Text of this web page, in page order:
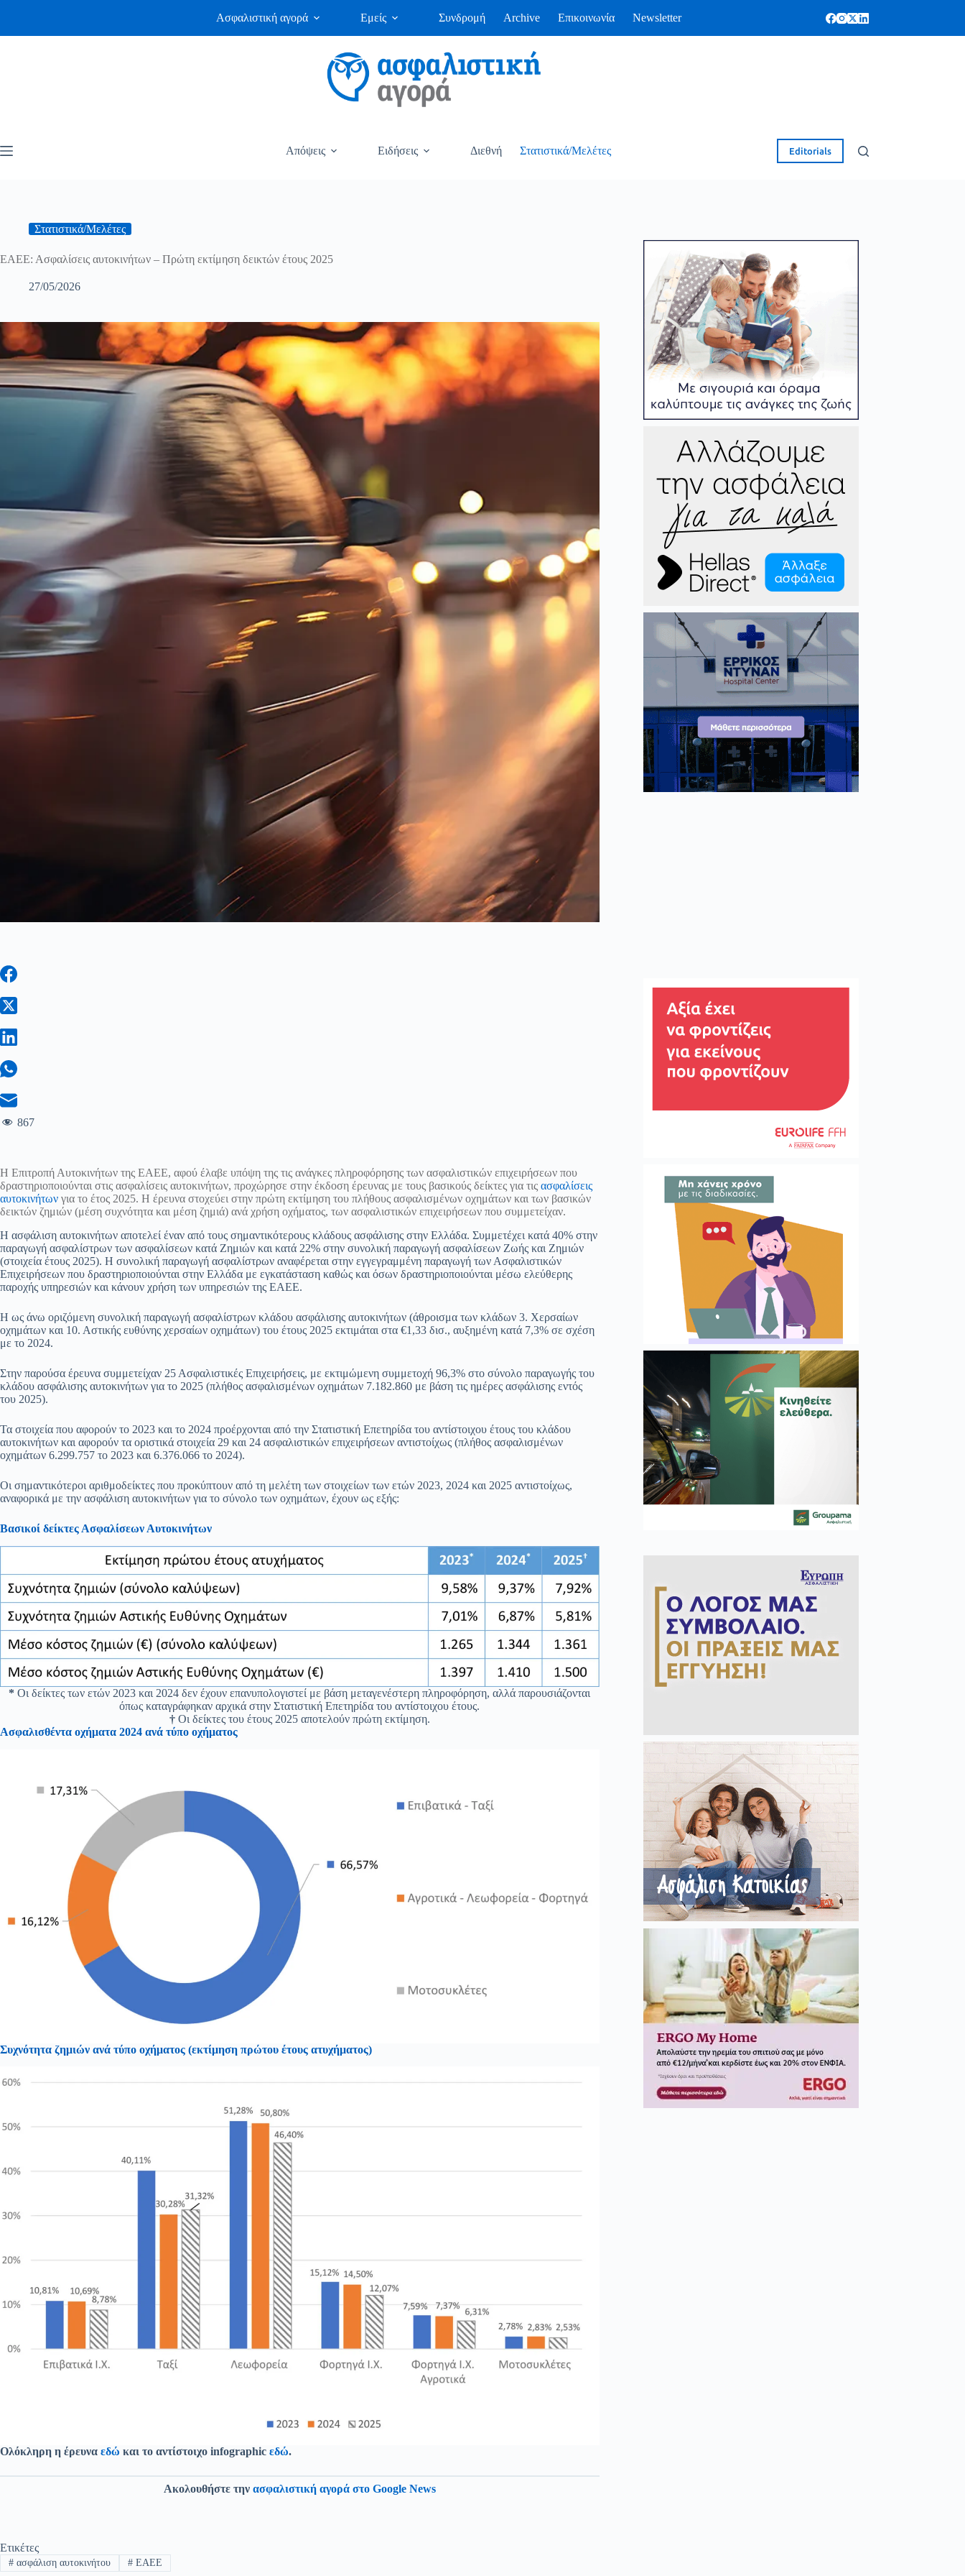
Ασφαλιστική αγορά Εμείς Συνδρομή Archive Επικοινωνία Newsletter
Απόψεις Ειδήσεις Διεθνή Στατιστικά/Μελέτες Editorials
Στατιστικά/Μελέτες
ΕΑΕΕ: Ασφαλίσεις αυτοκινήτων – Πρώτη εκτίμηση δεικτών έτους 2025
27/05/2026
867
Η Επιτροπή Αυτοκινήτων της ΕΑΕΕ, αφού έλαβε υπόψη της τις ανάγκες πληροφόρησης των ασφαλιστικών επιχειρήσεων που
δραστηριοποιούνται στις ασφαλίσεις αυτοκινήτων, προχώρησε στην έκδοση έρευνας με τους βασικούς δείκτες για τις ασφαλίσεις
αυτοκινήτων για το έτος 2025. Η έρευνα στοχεύει στην πρώτη εκτίμηση του πλήθους ασφαλισμένων οχημάτων και των βασικών
δεικτών ζημιών (μέση συχνότητα και μέση ζημιά) ανά χρήση οχήματος, των ασφαλιστικών επιχειρήσεων που συμμετείχαν.
Η ασφάλιση αυτοκινήτων αποτελεί έναν από τους σημαντικότερους κλάδους ασφάλισης στην Ελλάδα. Συμμετέχει κατά 40% στην
παραγωγή ασφαλίστρων των ασφαλίσεων κατά Ζημιών και κατά 22% στην συνολική παραγωγή ασφαλίσεων Ζωής και Ζημιών
(στοιχεία έτους 2025). Η συνολική παραγωγή ασφαλίστρων αναφέρεται στην εγγεγραμμένη παραγωγή των Ασφαλιστικών
Επιχειρήσεων που δραστηριοποιούνται στην Ελλάδα με εγκατάσταση καθώς και όσων δραστηριοποιούνται μέσω ελεύθερης
παροχής υπηρεσιών και κάνουν χρήση των υπηρεσιών της ΕΑΕΕ.
Η ως άνω οριζόμενη συνολική παραγωγή ασφαλίστρων κλάδου ασφάλισης αυτοκινήτων (άθροισμα των κλάδων 3. Χερσαίων
οχημάτων και 10. Αστικής ευθύνης χερσαίων οχημάτων) του έτους 2025 εκτιμάται στα €1,33 δισ., αυξημένη κατά 7,3% σε σχέση
με το 2024.
Στην παρούσα έρευνα συμμετείχαν 25 Ασφαλιστικές Επιχειρήσεις, με εκτιμώμενη συμμετοχή 96,3% στο σύνολο παραγωγής του
κλάδου ασφάλισης αυτοκινήτων για το 2025 (πλήθος ασφαλισμένων οχημάτων 7.182.860 με βάση τις ημέρες ασφάλισης εντός
του 2025).
Τα στοιχεία που αφορούν το 2023 και το 2024 προέρχονται από την Στατιστική Επετηρίδα του αντίστοιχου έτους του κλάδου
αυτοκινήτων και αφορούν τα οριστικά στοιχεία 29 και 24 ασφαλιστικών επιχειρήσεων αντιστοίχως (πλήθος ασφαλισμένων
οχημάτων 6.299.757 το 2023 και 6.376.066 το 2024).
Οι σημαντικότεροι αριθμοδείκτες που προκύπτουν από τη μελέτη των στοιχείων των ετών 2023, 2024 και 2025 αντιστοίχως,
αναφορικά με την ασφάλιση αυτοκινήτων για το σύνολο των οχημάτων, έχουν ως εξής:
Βασικοί δείκτες Ασφαλίσεων Αυτοκινήτων
* Οι δείκτες των ετών 2023 και 2024 δεν έχουν επανυπολογιστεί με βάση μεταγενέστερη πληροφόρηση, αλλά παρουσιάζονται
όπως καταγράφηκαν αρχικά στην Στατιστική Επετηρίδα του αντίστοιχου έτους.
†Οι δείκτες του έτους 2025 αποτελούν πρώτη εκτίμηση.
Ασφαλισθέντα οχήματα 2024 ανά τύπο οχήματος
Συχνότητα ζημιών ανά τύπο οχήματος (εκτίμηση πρώτου έτους ατυχήματος)
Ολόκληρη η έρευνα εδώ και το αντίστοιχο infographic εδώ.
Ακολουθήστε την ασφαλιστική αγορά στο Google News
Ετικέτες
#ασφάλιση αυτοκινήτου #ΕΑΕΕ